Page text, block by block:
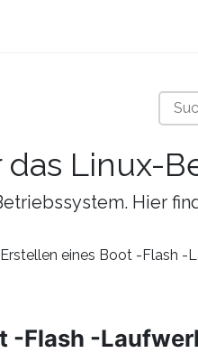
das Linux-
Hier
Erstellen eines Boot -Flash -
-Flash -